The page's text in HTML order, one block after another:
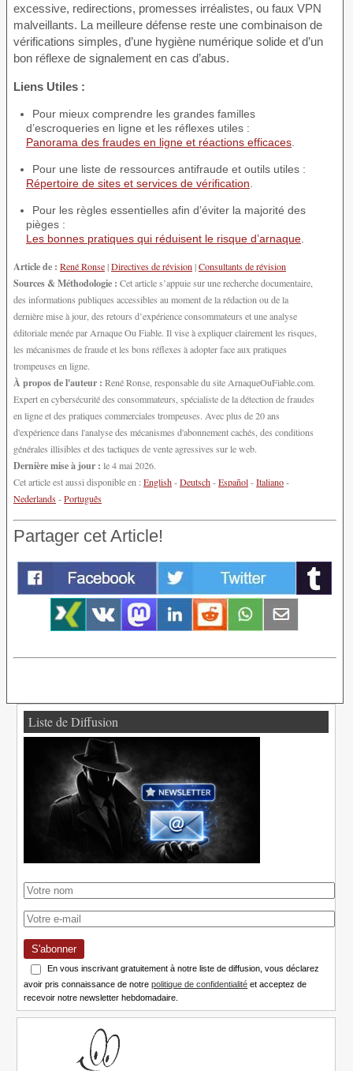
excessive, redirections, promesses irréalistes, ou faux VPN
malveillants. La meilleure défense reste une combinaison de
vérifications simples, d’une hygiène numérique solide et d’un
bon réflexe de signalement en cas d’abus.
Liens Utiles :
Pour mieux comprendre les grandes familles
d’escroqueries en ligne et les réflexes utiles :
Panorama des fraudes en ligne et réactions efficaces.
Pour une liste de ressources antifraude et outils utiles :
Répertoire de sites et services de vérification.
Pour les règles essentielles afin d’éviter la majorité des
pièges :
Les bonnes pratiques qui réduisent le risque d’arnaque.
Article de : René Ronse|Directives de révision|Consultants de révision
Sources & Méthodologie : Cet article s’appuie sur une recherche documentaire,
des informations publiques accessibles au moment de la rédaction ou de la
dernière mise à jour, des retours d’expérience consommateurs et une analyse
éditoriale menée par Arnaque Ou Fiable. Il vise à expliquer clairement les risques,
les mécanismes de fraude et les bons réflexes à adopter face aux pratiques
trompeuses en ligne.
À propos de l'auteur : René Ronse, responsable du site ArnaqueOuFiable.com.
Expert en cybersécurité des consommateurs, spécialiste de la détection de fraudes
en ligne et des pratiques commerciales trompeuses. Avec plus de 20 ans
d'expérience dans l'analyse des mécanismes d'abonnement cachés, des conditions
générales illisibles et des tactiques de vente agressives sur le web.
Dernière mise à jour : le 4 mai 2026.
Cet article est aussi disponible en :English-Deutsch-Español-Italiano-
Nederlands-Português
Partager cet Article!
Liste de Diffusion
S'abonner
En vous inscrivant gratuitement à notre liste de diffusion, vous déclarez
avoir pris connaissance de notrepolitique de confidentialité et acceptez de
recevoir notre newsletter hebdomadaire.